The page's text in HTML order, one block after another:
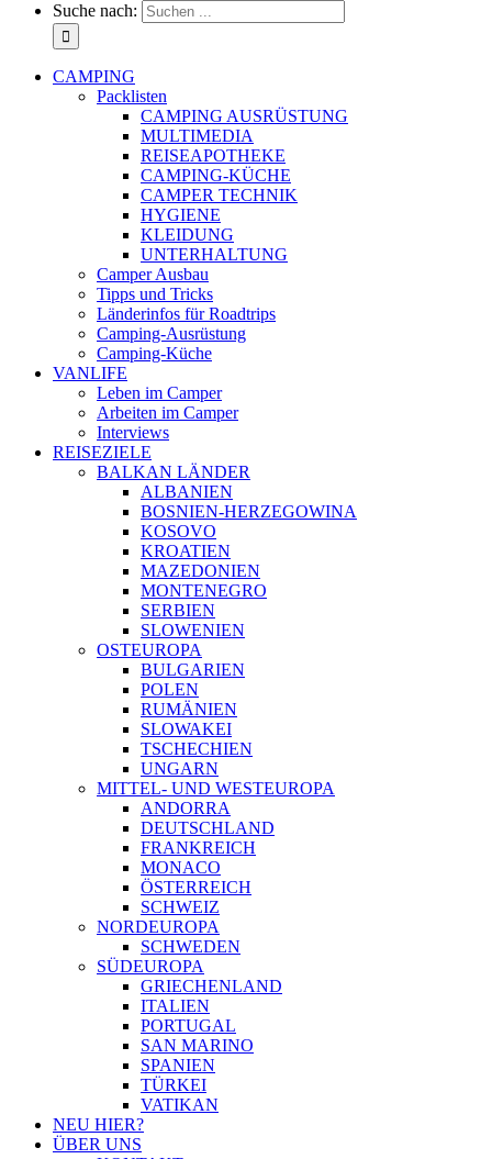
Suche nach:
CAMPING
Packlisten
CAMPING AUSRÜSTUNG
MULTIMEDIA
REISEAPOTHEKE
CAMPING-KÜCHE
CAMPER TECHNIK
HYGIENE
KLEIDUNG
UNTERHALTUNG
Camper Ausbau
Tipps und Tricks
Länderinfos für Roadtrips
Camping-Ausrüstung
Camping-Küche
VANLIFE
Leben im Camper
Arbeiten im Camper
Interviews
REISEZIELE
BALKAN LÄNDER
ALBANIEN
BOSNIEN-HERZEGOWINA
KOSOVO
KROATIEN
MAZEDONIEN
MONTENEGRO
SERBIEN
SLOWENIEN
OSTEUROPA
BULGARIEN
POLEN
RUMÄNIEN
SLOWAKEI
TSCHECHIEN
UNGARN
MITTEL- UND WESTEUROPA
ANDORRA
DEUTSCHLAND
FRANKREICH
MONACO
ÖSTERREICH
SCHWEIZ
NORDEUROPA
SCHWEDEN
SÜDEUROPA
GRIECHENLAND
ITALIEN
PORTUGAL
SAN MARINO
SPANIEN
TÜRKEI
VATIKAN
NEU HIER?
ÜBER UNS